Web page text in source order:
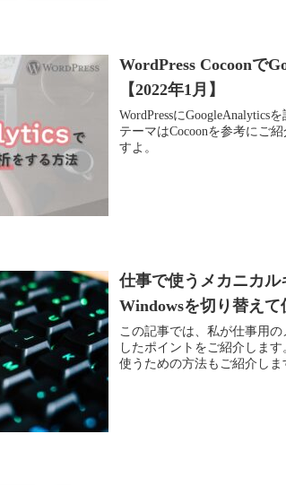
WordPress Cocoonで
【2022年1月】
WordPressにGoogleAnalytics
テーマはCocoonを参考にご
すよ。
仕事で使うメカニカ
Windowsを切り替えて
この記事では、私が仕事用
したポイントをご紹介しま
使うための方法もご紹介しま